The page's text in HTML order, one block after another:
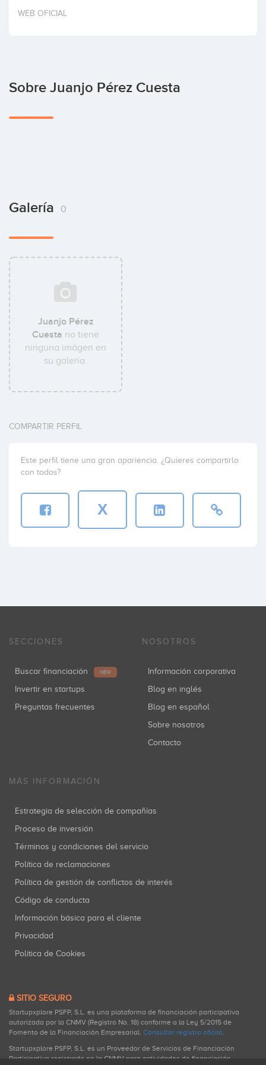
Invertir
WEB OFICIAL
Sobre Juanjo Pérez Cuesta
Galería 0
Juanjo Pérez
Cuesta no tiene
ninguna imágen en
su galería.
COMPARTIR PERFIL
Este perfil tiene una gran apariencia. ¿Quieres compartirlo
con todos?
X
SECCIONES
Buscar financiación NEW
Invertir en startups
Preguntas frecuentes
NOSOTROS
Información corporativa
Blog en inglés
Blog en español
Sobre nosotros
Contacto
MÁS INFORMACIÓN
Estrategia de selección de compañías
Proceso de inversión
Términos y condiciones del servicio
Política de reclamaciones
Política de gestión de conflictos de interés
Código de conducta
Información básica para el cliente
Privacidad
Política de Cookies
SITIO SEGURO
Startupxplore PSFP, S.L. es una plataforma de financiación participativa
autorizada por la CNMV (Registro No. 18) conforme a la Ley 5/2015 de
Fomento de la Financiación Empresarial. Consultar registro oficial.
Startupxplore PSFP, S.L. es un Proveedor de Servicios de Financiación
Participativa registrado en la CNMV para actividades de financiación